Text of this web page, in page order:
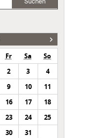
Fr Sa
So
2 3
4
9 10
11
16 17
18
23 24
25
30 31